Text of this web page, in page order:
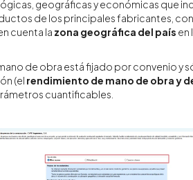
geográficas y económicas que
de los principales fabricantes,
cuenta la zona geográfica del país en
de obra está fijado por convenio y
(el rendimiento de mano de obra y
cuantificables.